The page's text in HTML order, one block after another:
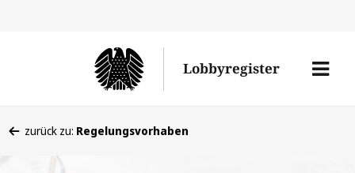
Lobbyregister
Menü
befinden
zurück zu: Regelungsvorhaben